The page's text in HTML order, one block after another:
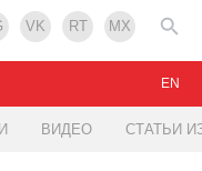
VK RT MX
ВИДЕО СТАТЬИ
EN